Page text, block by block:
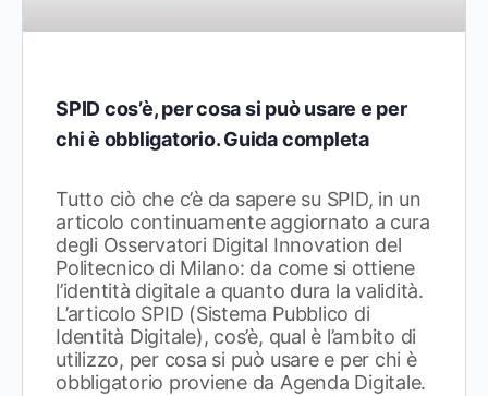
SPID cos’è, per cosa si può usare e per
chi è obbligatorio. Guida completa
Tutto ciò che c’è da sapere su SPID, in un
articolo continuamente aggiornato a cura
degli Osservatori Digital Innovation del
Politecnico di Milano: da come si ottiene
l’identità digitale a quanto dura la validità.
L’articolo SPID (Sistema Pubblico di
Identità Digitale), cos’è, qual è l’ambito di
utilizzo, per cosa si può usare e per chi è
obbligatorio proviene da Agenda Digitale.